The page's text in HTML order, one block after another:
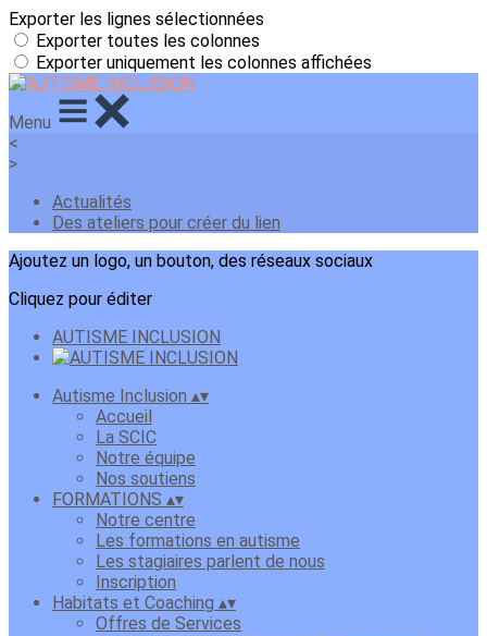
Exporter les lignes sélectionnées
Exporter toutes les colonnes
Exporter uniquement les colonnes affichées
Menu
<
>
Actualités
Des ateliers pour créer du lien
Ajoutez un logo, un bouton, des réseaux sociaux
Cliquez pour éditer
AUTISME INCLUSION
Autisme Inclusion ▴▾
Accueil
La SCIC
Notre équipe
Nos soutiens
FORMATIONS ▴▾
Notre centre
Les formations en autisme
Les stagiaires parlent de nous
Inscription
Habitats et Coaching ▴▾
Offres de Services